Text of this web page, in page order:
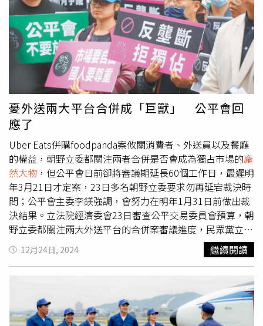
於馬路前方的引導隊伍，李銘忠說：「從下面看上去是一個
體積很大的龐然大物，在路上的樣子好像末日電影裡海嘯來
襲，整條船像浮在馬路上。」范少勳驚奇說：「我第一次看
到好像在作夢夢遊一樣，凌晨兩三點看到船在路上移動，看
到船從一棟又一棟的房子前面經過，甚至比有些房子還高，
如果我是住在房子裡的人第一次看到，應該也會覺得自己在
作夢吧。」兄弟倆異口同聲敬佩造船廠及駕駛拖船卡車的師
傅們，「怎麼安排這麼大一艘遊艇在路上行走，每分每寸都
要計算得很精準，非常細緻的專業。」李銘忠補充說，行經
路段的紅綠燈都要考量進去，必要時先拆除移開，「整個過
程我都在捏冷汗」。李銘順（右起）、范少勳、李銘忠體驗
遊艇的設施。（圖／公視提供）
憂外送兩大平台合併成「巨獸」 公平會回
應了
Uber Eats併購foodpanda案攸關消費者、外送員以及餐廳
的權益，朝野立委都關注兩者合併是否會成為獨占市場的龐
然大物 ，但公平會日前卻將審議期延長60個工作日，最遲明
年3月21日才定案，23日多名朝野立委要求勿再延宕裁決時
間；公平會主委李鎂強調，會努力在明年1月31日前做出裁
決結果。立法院經濟委會23日審查公平交易委員會預算，朝
野立委都關注兩大外送平台的合併案審議進度，民眾黨立委
張啓楷強調審議結果不能再拖，明年1月結果就應要出來；
國民黨立委謝依鳯則指出，美國候任總統川普有意退出
此影響該審議案。民進黨立委陳亭妃質疑公平會對合併案的
態度軟弱，若合併案通過恐成大怪獸，日後將難以監管；民
進黨立委賴瑞隆也批兩者合併後市占將達8、9成，全世界沒
12月24日, 2024 繼續閱讀